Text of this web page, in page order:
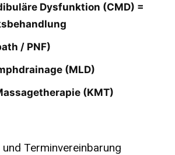
Dysfunktion (CMD) =
/ PNF)
(MLD)
(KMT)
Terminvereinbarung